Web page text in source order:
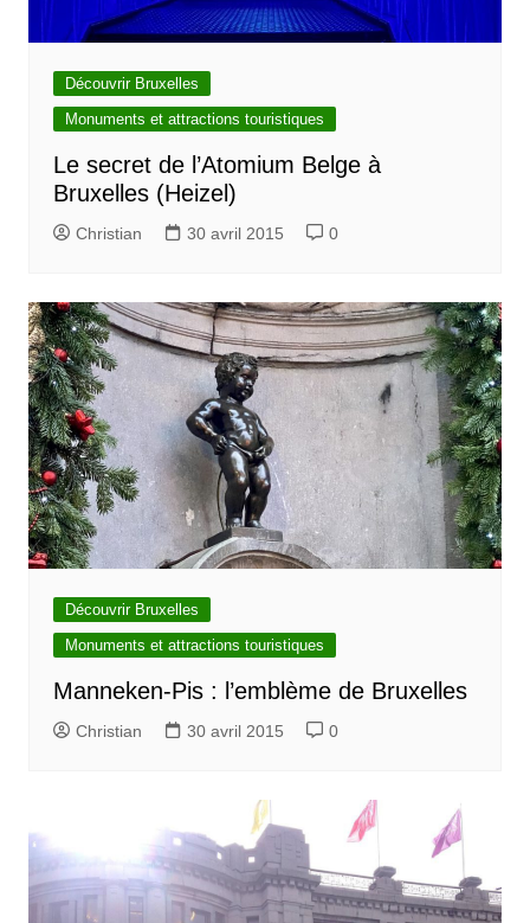
Découvrir Bruxelles
Monuments et attractions touristiques
Le secret de l’Atomium Belge à
Bruxelles (Heizel)
Christian 30 avril 2015 0
Découvrir Bruxelles
Monuments et attractions touristiques
Manneken-Pis : l’emblème de Bruxelles
Christian 30 avril 2015 0